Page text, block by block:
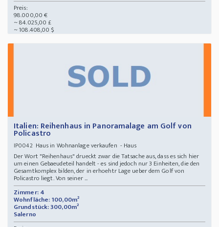
Preis:
98.000,00 €
~ 84.025,00 £
~ 108.408,00 $
Italien: Reihenhaus in Panoramalage am Golf von
Policastro
IP0042Haus in Wohnanlage verkaufen - Haus
Der Wort "Reihenhaus" drueckt zwar die Tatsache aus, dass es sich hier
um einen Gebaeudeteil handelt - es sind jedoch nur 3 Einheiten, die den
Gesamtkomplex bilden, der in erhoehtr Lage ueber dem Golf von
Policastro liegt. Von seiner ...
Zimmer: 4
Wohnfläche: 100,00m²
Grundstück: 300,00m²
Salerno